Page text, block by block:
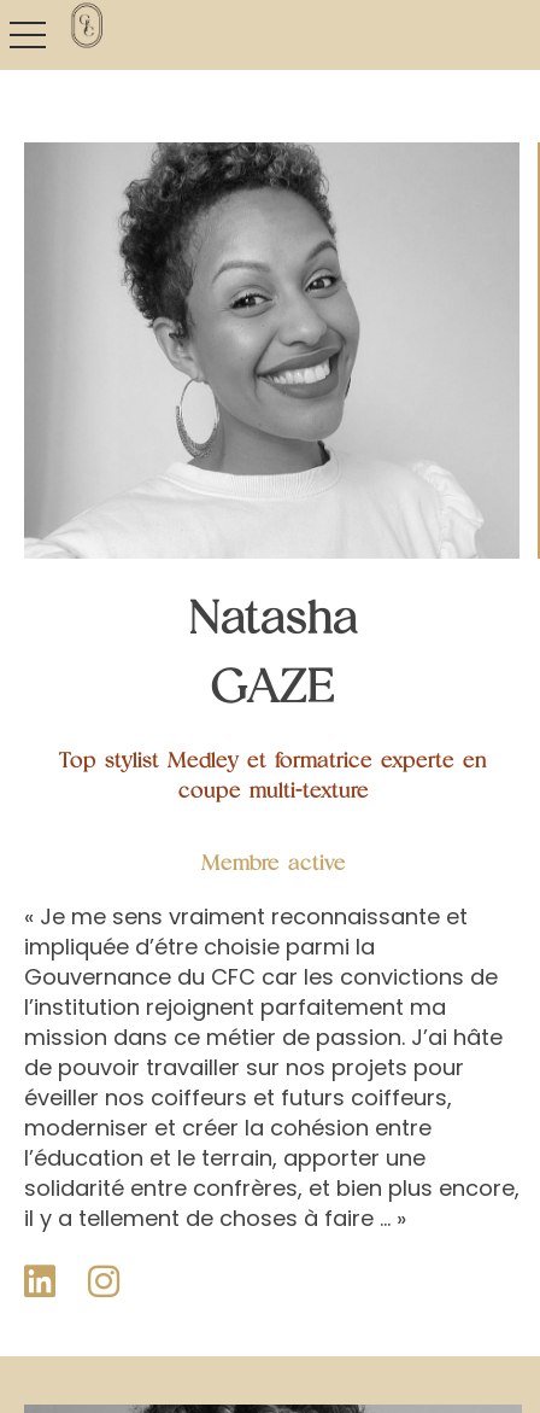
toggle navigation
Natasha
GAZE
Top stylist Medley et formatrice experte en
coupe multi-texture
Membre active
« Je me sens vraiment reconnaissante et
impliquée d’étre choisie parmi la
Gouvernance du CFC car les convictions de
l’institution rejoignent parfaitement ma
mission dans ce métier de passion. J’ai hâte
de pouvoir travailler sur nos projets pour
éveiller nos coiffeurs et futurs coiffeurs,
moderniser et créer la cohésion entre
l’éducation et le terrain, apporter une
solidarité entre confrères, et bien plus encore,
il y a tellement de choses à faire … »